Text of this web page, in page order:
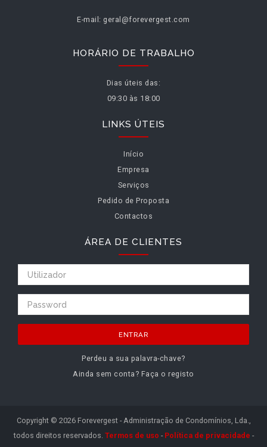
E-mail: geral@forevergest.com
HORÁRIO DE TRABALHO
Dias úteis das:
09:30 às 18:00
LINKS ÚTEIS
Início
Empresa
Serviços
Pedido de Proposta
Contactos
ÁREA DE CLIENTES
ENTRAR
Perdeu a sua palavra-chave?
Ainda sem conta? Faça o registo
Copyright © 2026 Forevergest - Administração de Condomínios, Lda.,
todos direitos reservados. Termos de uso - Política de privacidade -